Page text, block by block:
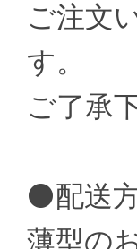
ご注文
す。
ご了承
⚫配送
薄型の